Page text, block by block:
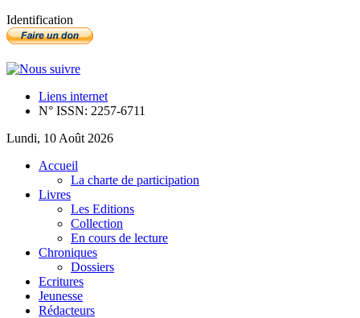
Identification
Liens internet
N° ISSN: 2257-6711
Lundi, 10 Août 2026
Accueil
La charte de participation
Livres
Les Editions
Collection
En cours de lecture
Chroniques
Dossiers
Ecritures
Jeunesse
Rédacteurs